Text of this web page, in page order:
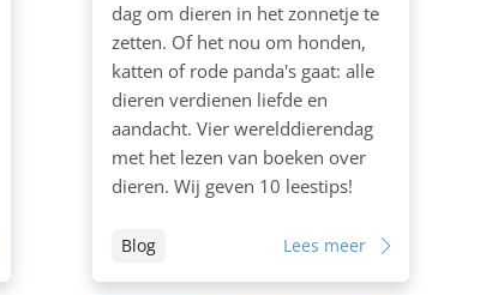
dag om dieren in het zonnetje te
zetten. Of het nou om honden,
katten of rode panda's gaat: alle
dieren verdienen liefde en
aandacht. Vier werelddierendag
met het lezen van boeken over
dieren. Wij geven 10 leestips!
Blog Lees meer